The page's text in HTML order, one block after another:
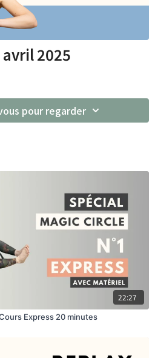
avril 2025
pour regarder
22:27
Express 20 minutes